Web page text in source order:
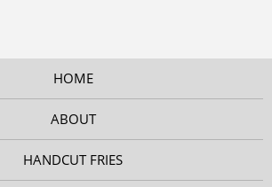
HOME
ABOUT
HANDCUT FRIES